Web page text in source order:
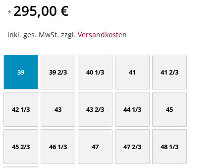
* 295,00 €
inkl. ges. MwSt. zzgl. Versandkosten
39 39 2/3 40 1/3 41 41 2/3
42 1/3 43 43 2/3 44 1/3 45
45 2/3 46 1/3 47 47 2/3 48 1/3